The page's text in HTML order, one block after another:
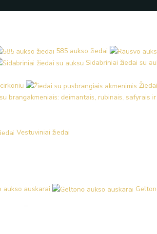
585 aukso žiedai
Sidabriniai žiedai su
brangakmeniais: deimantais, rubinais, safyrais
Vestuviniai žiedai
aukso auskarai